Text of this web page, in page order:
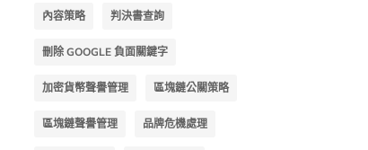
內容策略 判決書查詢
刪除 GOOGLE 負面關鍵字
加密貨幣聲譽管理 區塊鏈公關策略
區塊鏈聲譽管理 品牌危機處理